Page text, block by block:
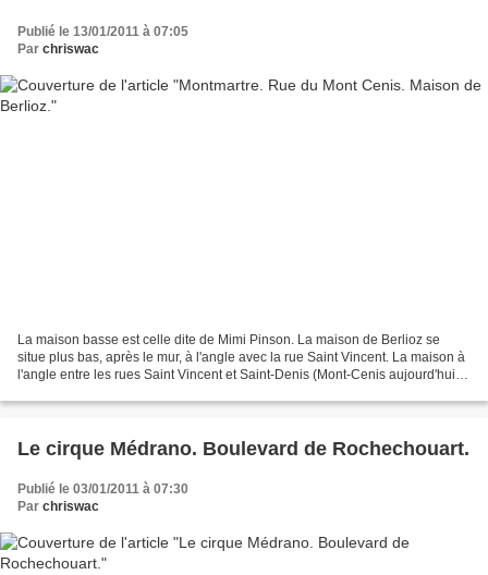
Publié le 13/01/2011 à 07:05
Par chriswac
La maison basse est celle dite de Mimi Pinson. La maison de Berlioz se
situe plus bas, après le mur, à l'angle avec la rue Saint Vincent. La maison à
l'angle entre les rues Saint Vincent et Saint-Denis (Mont-Cenis aujourd'hui)
Le cirque Médrano. Boulevard de Rochechouart.
Publié le 03/01/2011 à 07:30
Par chriswac